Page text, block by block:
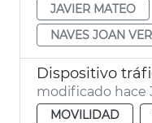
JAVIER MATEO
NAVES JOAN
modificado hace
MOVILIDAD